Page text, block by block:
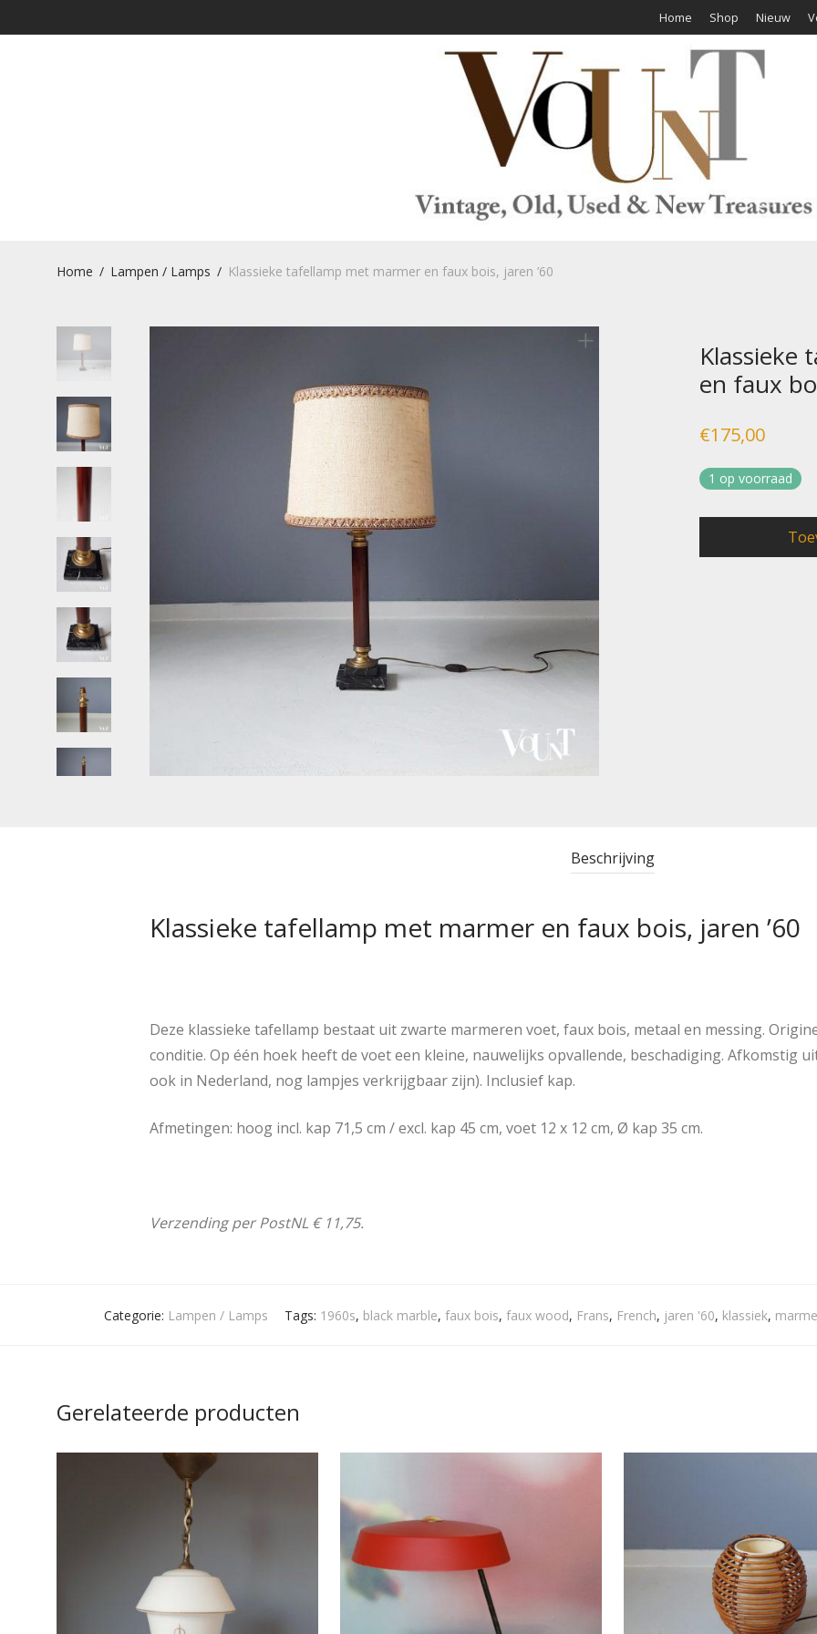
Home Shop Nieuw
Home / Lampen / Lamps / Klassieke tafellamp met marmer en faux bois, jaren ’60
Klassieke
en faux
€175,00
1 op voorraad
Beschrijving
Klassieke tafellamp met marmer en faux bois, jaren ’60
Deze klassieke tafellamp bestaat uit zwarte marmeren voet, faux bois, metaal en messing.
conditie. Op één hoek heeft de voet een kleine, nauwelijks opvallende, beschadiging. Afkomstig
ook in Nederland, nog lampjes verkrijgbaar zijn). Inclusief kap.
Afmetingen: hoog incl. kap 71,5 cm / excl. kap 45 cm, voet 12 x 12 cm, Ø kap 35 cm.
Verzending per PostNL € 11,75.
Categorie: Lampen / Lamps Tags: 1960s, black marble, faux bois, faux wood, Frans, French, jaren '60, klassiek,
Gerelateerde producten